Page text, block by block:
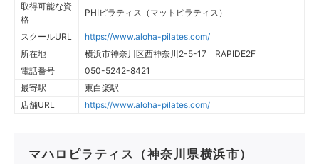
取得可能な資
格
PHIピラティス（マットピラティス）
スクールURL
https://www.aloha-pilates.com/
所在地
横浜市神奈川区西神奈川2-5-17 RAPIDE2F
電話番号
050-5242-8421
最寄駅
東白楽駅
店舗URL
https://www.aloha-pilates.com/
マハロピラティス（神奈川県横浜市）